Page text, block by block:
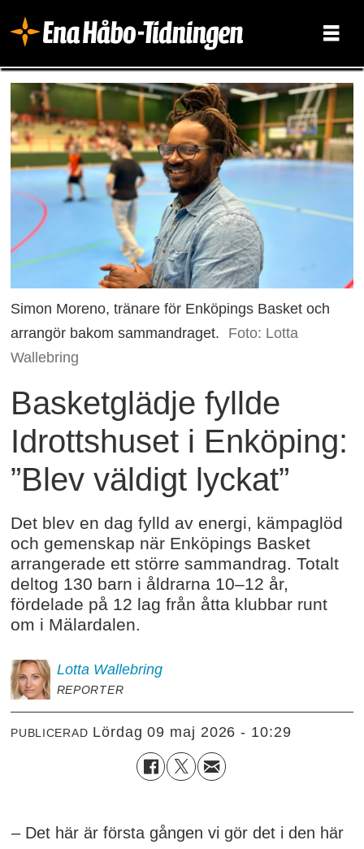
Simon Moreno, tränare för Enköpings Basket och
arrangör bakom sammandraget.
Foto: Lotta
Wallebring
Basketglädje fyllde
Idrottshuset i Enköping:
”Blev väldigt lyckat”
Det blev en dag fylld av energi, kämpaglöd
och gemenskap när Enköpings Basket
arrangerade ett större sammandrag. Totalt
deltog 130 barn i åldrarna 10–12 år,
fördelade på 12 lag från åtta klubbar runt
om i Mälardalen.
Lotta Wallebring
REPORTER
PUBLICERAD lördag 09 maj 2026 - 10:29
– Det här är första gången vi gör det i den här